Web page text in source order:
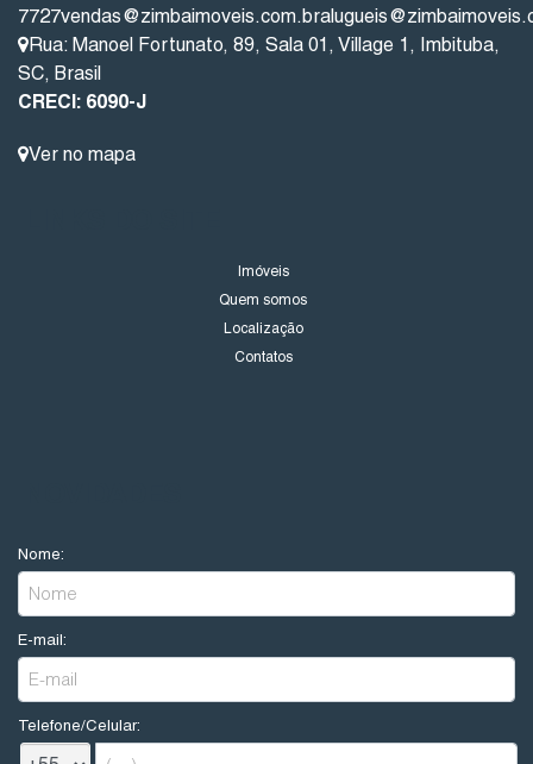
7727vendas@zimbaimoveis.com.br
Rua: Manoel Fortunato, 89, Sala 01, Village 1, Imbituba,
SC, Brasil
CRECI: 6090-J
Ver no mapa
Imóveis
Quem somos
Localização
Contatos
Nome:
E-mail:
Telefone/Celular: